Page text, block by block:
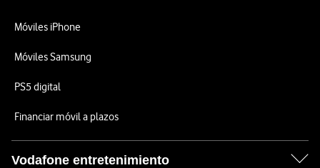
Móviles iPhone
Móviles Samsung
PS5 digital
Financiar móvil a plazos
Vodafone entretenimiento